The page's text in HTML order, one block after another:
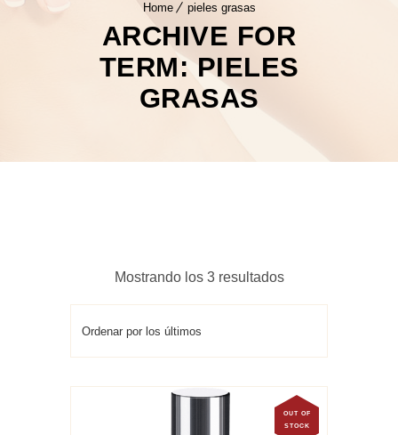
Home pieles grasas
ARCHIVE FOR
TERM: PIELES
GRASAS
Mostrando los 3 resultadosOrdenado
por
OUT OF
STOCK